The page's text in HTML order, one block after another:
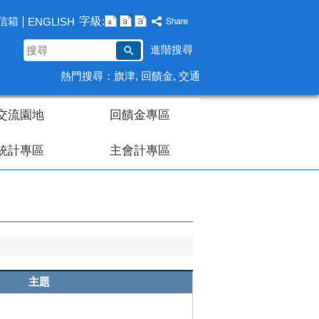
箱 ENGLISH 字級:
搜
尋
進階搜尋
熱門搜尋： 旗津 回饋金 交通
流園地 回饋金專區
計專區 主會計專區
主題